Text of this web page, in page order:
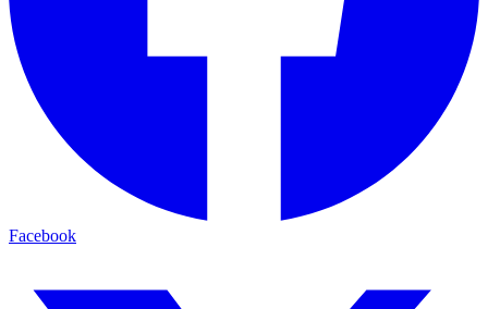
Facebook